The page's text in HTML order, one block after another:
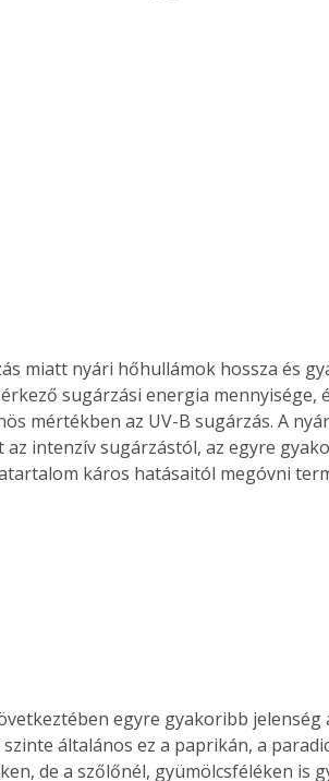
vagy
miatt nyári hőhullámok hossza és
sugárzási energia mennyisége,
mértékben az UV-B sugárzás. A
intenzív sugárzástól, az egyre
káros hatásaitól megóvni
egyre gyakoribb jelenség
általános ez a paprikán, a
de a szőlőnél, gyümölcsféléken is